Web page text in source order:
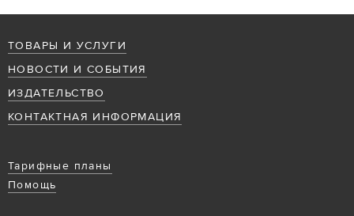
ТОВАРЫ И УСЛУГИ
НОВОСТИ И СОБЫТИЯ
ИЗДАТЕЛЬСТВО
КОНТАКТНАЯ ИНФОРМАЦИЯ
Тарифные планы
Помощь